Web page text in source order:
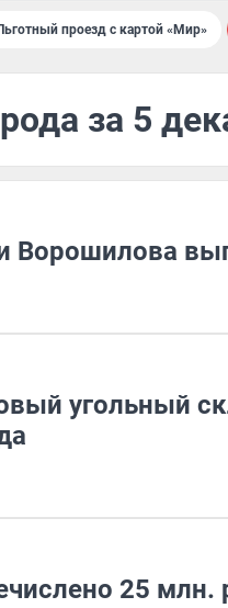
проезд с картой «Мир»
за 5
Ворошилова
угольный
25 млн.